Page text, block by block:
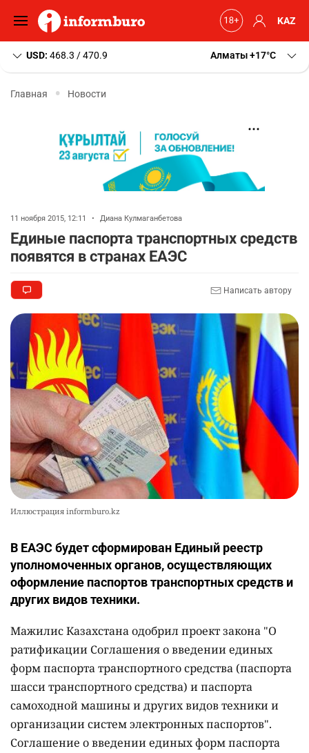
KAZ
USD: 468.3 / 470.9 Алматы+17 C
Главная Новости
11 ноября 2015, 12:11 • Диана Кулмаганбетова
Единые паспорта транспортных средств
появятся в странах ЕАЭС
Написать автору
Иллюстрация informburo.kz
В ЕАЭС будет сформирован Единый реестр
уполномоченных органов, осуществляющих
оформление паспортов транспортных средств и
других видов техники.
Мажилис Казахстана одобрил проект закона "О
ратификации Соглашения о введении единых
форм паспорта транспортного средства (паспорта
шасси транспортного средства) и паспорта
самоходной машины и других видов техники и
организации систем электронных паспортов".
Соглашение о введении единых форм паспорта